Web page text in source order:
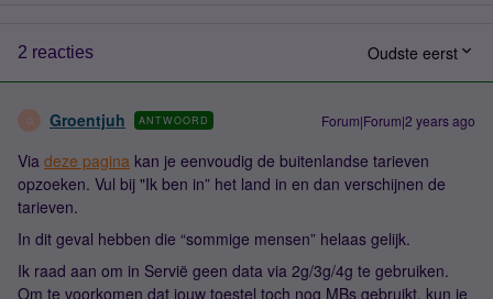
2 reacties Oudste eerst
G Groentjuh ANTWOORD Forum|Forum|2 years ago
Via deze pagina kan je eenvoudig de buitenlandse tarieven
opzoeken. Vul bij "Ik ben in” het land in en dan verschijnen de
tarieven.
In dit geval hebben die “sommige mensen” helaas gelijk.
Ik raad aan om in Servië geen data via 2g/3g/4g te gebruiken.
Om te voorkomen dat jouw toestel toch nog MBs gebruikt, kun je